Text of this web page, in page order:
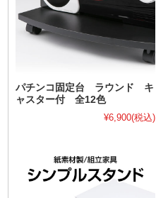
パチンコ固定台 ラウンド キ
ャスター付 全12色
¥6,900(税込)